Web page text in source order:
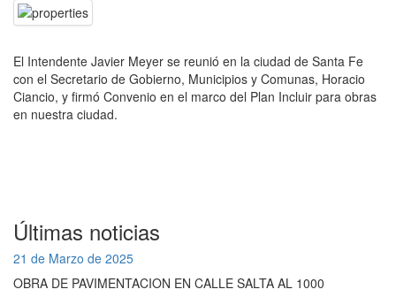
El Intendente Javier Meyer se reunió en la ciudad de Santa Fe
con el Secretario de Gobierno, Municipios y Comunas, Horacio
Ciancio, y firmó Convenio en el marco del Plan Incluir para obras
en nuestra ciudad.
Últimas noticias
21 de Marzo de 2025
OBRA DE PAVIMENTACION EN CALLE SALTA AL 1000